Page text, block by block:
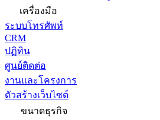
เครื่องมือ
ระบบโทรศัพท์
CRM
ปฏิทิน
ศูนย์ติดต่อ
งานและโครงการ
ตัวสร้างเว็บไซต์
ขนาดธุรกิจ